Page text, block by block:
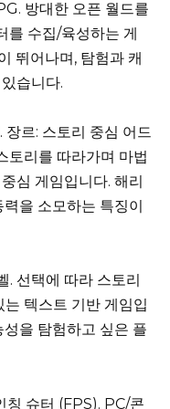
방대한 오픈 월드를
를 수집/육성하는 게
뛰어나며, 탐험과 캐
습니다.
장르: 스토리 중심 어드
토리를 따라가며 마법
심 게임입니다. 해리
을 소모하는 특징이
. 선택에 따라 스토리
텍스트 기반 게임입
을 탐험하고 싶은 플
칭 슈터 (FPS). PC/콘